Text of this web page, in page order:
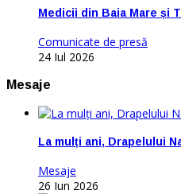
Medicii din Baia Mare și
Comunicate de presă
24 Iul 2026
Mesaje
La mulți ani, Drapelului
Mesaje
26 Iun 2026